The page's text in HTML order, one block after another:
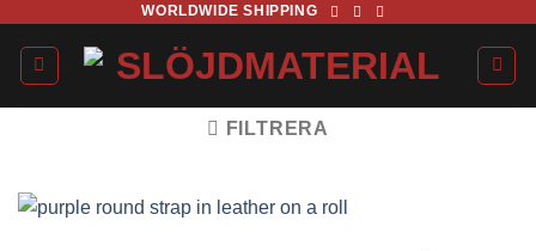
content
WORLDWIDE SHIPPING
FILTRERA